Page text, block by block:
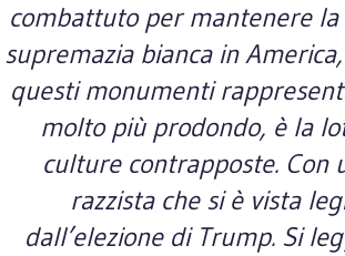
combattuto per mantenere la
supremazia bianca in
questi monumenti
molto più prodondo, è la
culture contrapposte. Con
razzista che si è vista
dall’elezione di Trump. Si